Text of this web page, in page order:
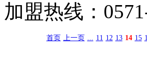
加盟热线：
首页 上一页 ... 11 12 13 14 15